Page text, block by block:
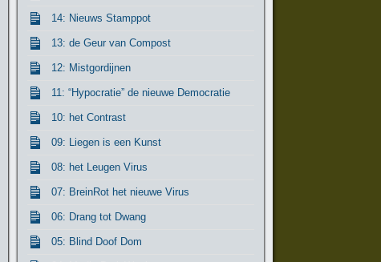
14: Nieuws Stamppot
13: de Geur van Compost
12: Mistgordijnen
11: “Hypocratie” de nieuwe Democratie
10: het Contrast
09: Liegen is een Kunst
08: het Leugen Virus
07: BreinRot het nieuwe Virus
06: Drang tot Dwang
05: Blind Doof Dom